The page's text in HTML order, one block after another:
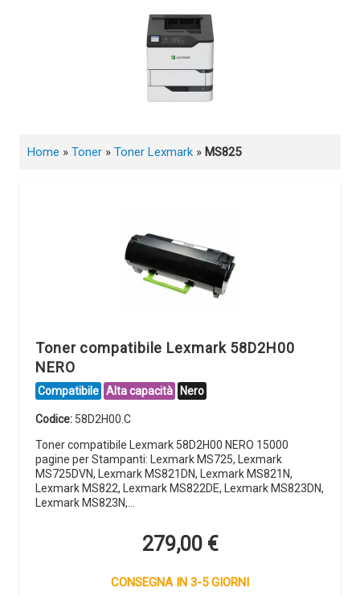
Home » Toner » Toner Lexmark » MS825
Toner compatibile Lexmark 58D2H00
NERO
Compatibile Alta capacità Nero
Codice: 58D2H00.C
Toner compatibile Lexmark 58D2H00 NERO 15000
pagine per Stampanti: Lexmark MS725, Lexmark
MS725DVN, Lexmark MS821DN, Lexmark MS821N,
Lexmark MS822, Lexmark MS822DE, Lexmark MS823DN,
Lexmark MS823N,…
279,00 €
CONSEGNA IN 3-5 GIORNI